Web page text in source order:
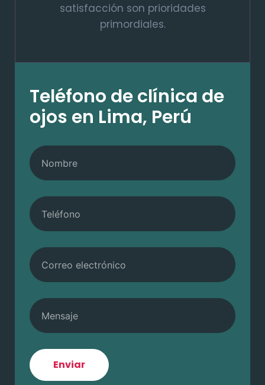
satisfacción son prioridades
primordiales.
Teléfono de clínica de
ojos en Lima, Perú
Enviar